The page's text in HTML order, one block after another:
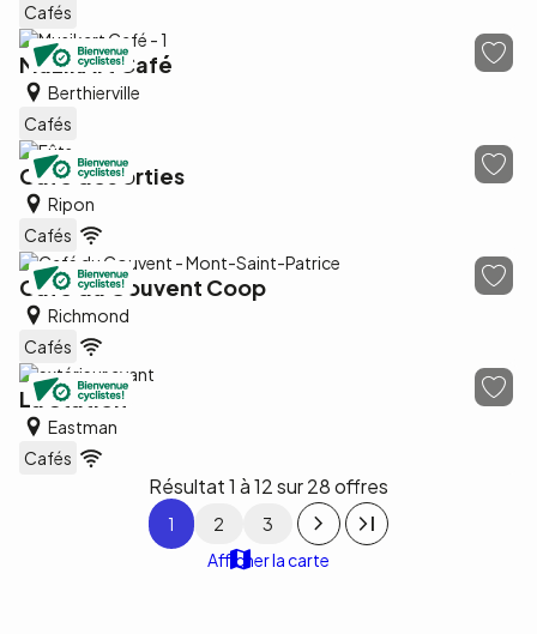
Cafés
MuzikArt Café
Berthierville
Cafés
Café des orties
Ripon
Cafés
Café du Couvent Coop
Richmond
Cafés
La Station
Eastman
Cafés
Résultat 1 à 12 sur 28 offres
Pagination
1 2
3
Afficher la carte